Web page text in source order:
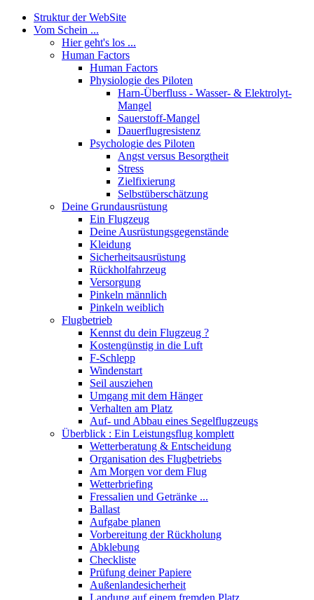
Struktur der WebSite
Vom Schein ...
Hier geht's los ...
Human Factors
Human Factors
Physiologie des Piloten
Harn-Überfluss - Wasser- & Elektrolyt-
Mangel
Sauerstoff-Mangel
Dauerflugresistenz
Psychologie des Piloten
Angst versus Besorgtheit
Stress
Zielfixierung
Selbstüberschätzung
Deine Grundausrüstung
Ein Flugzeug
Deine Ausrüstungsgegenstände
Kleidung
Sicherheitsausrüstung
Rückholfahrzeug
Versorgung
Pinkeln männlich
Pinkeln weiblich
Flugbetrieb
Kennst du dein Flugzeug ?
Kostengünstig in die Luft
F-Schlepp
Windenstart
Seil ausziehen
Umgang mit dem Hänger
Verhalten am Platz
Auf- und Abbau eines Segelflugzeugs
Überblick : Ein Leistungsflug komplett
Wetterberatung & Entscheidung
Organisation des Flugbetriebs
Am Morgen vor dem Flug
Wetterbriefing
Fressalien und Getränke ...
Ballast
Aufgabe planen
Vorbereitung der Rückholung
Abklebung
Checkliste
Prüfung deiner Papiere
Außenlandesicherheit
Landung auf einem fremden Platz